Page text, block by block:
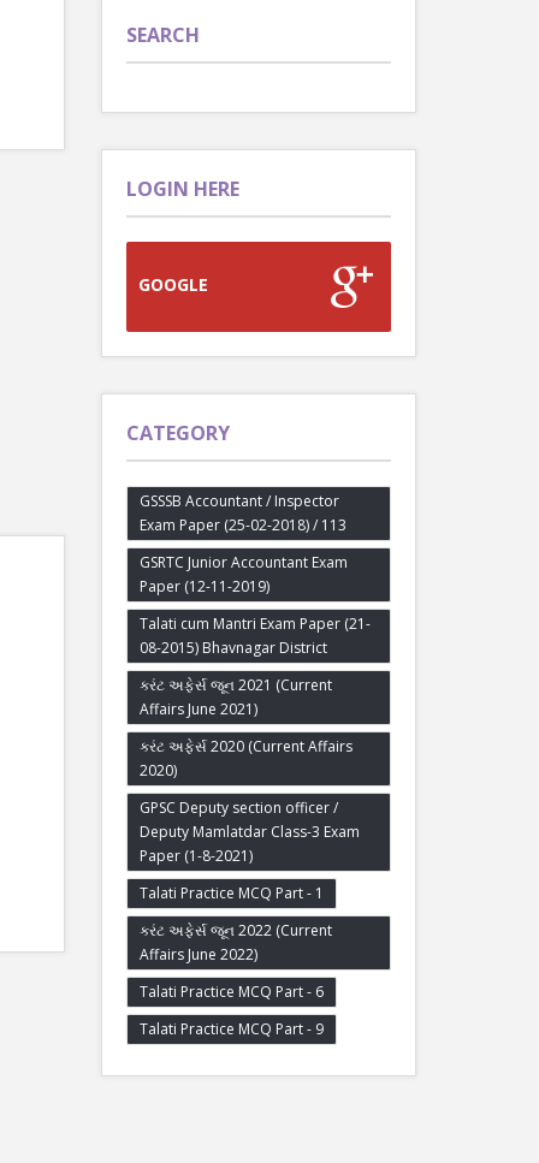
SEARCH
LOGIN HERE
GOOGLE
CATEGORY
GSSSB Accountant / Inspector
Exam Paper (25-02-2018) / 113
GSRTC Junior Accountant Exam
Paper (12-11-2019)
Talati cum Mantri Exam Paper (21-
08-2015) Bhavnagar District
કરંટ અફેર્સ જૂન 2021 (Current
Affairs June 2021)
કરંટ અફેર્સ 2020 (Current Affairs
2020)
GPSC Deputy section officer /
Deputy Mamlatdar Class-3 Exam
Paper (1-8-2021)
Talati Practice MCQ Part - 1
કરંટ અફેર્સ જૂન 2022 (Current
Affairs June 2022)
Talati Practice MCQ Part - 6
Talati Practice MCQ Part - 9